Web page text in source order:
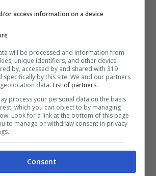
I nostri consiglieri e quelli della
in aula sino a quando
Signore correttamente
scusa per l’inconveniente
sua maggioranza, dal
non abbiamo ricevuto
. Ma tanto ormai”.
Signore ha deciso di
bocca ermeticamente ben
or access information on a device
will be processed and information from
unique identifiers, and other device
by, accessed by and shared with 319
specifically by this site. We and our partners
data. List of partners.
process your personal data on the basis
which you can object to by managing
Look for a link at the bottom of this page
to manage or withdraw consent in privacy
Consent